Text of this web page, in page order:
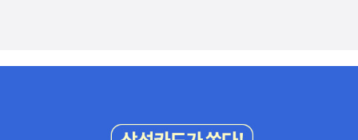
와 V를 만나면 ‘W’가 되고, 비로소 다양한 여성(Woman)의 몸을 제
진 책들은 제외했다. 모든 책방에 ‘베스트셀러’ 과학책이 한두 권 있
신간 도서를 두 권 이상 고를 것. (6) 끝까지 읽지 않아도 되는 책들.